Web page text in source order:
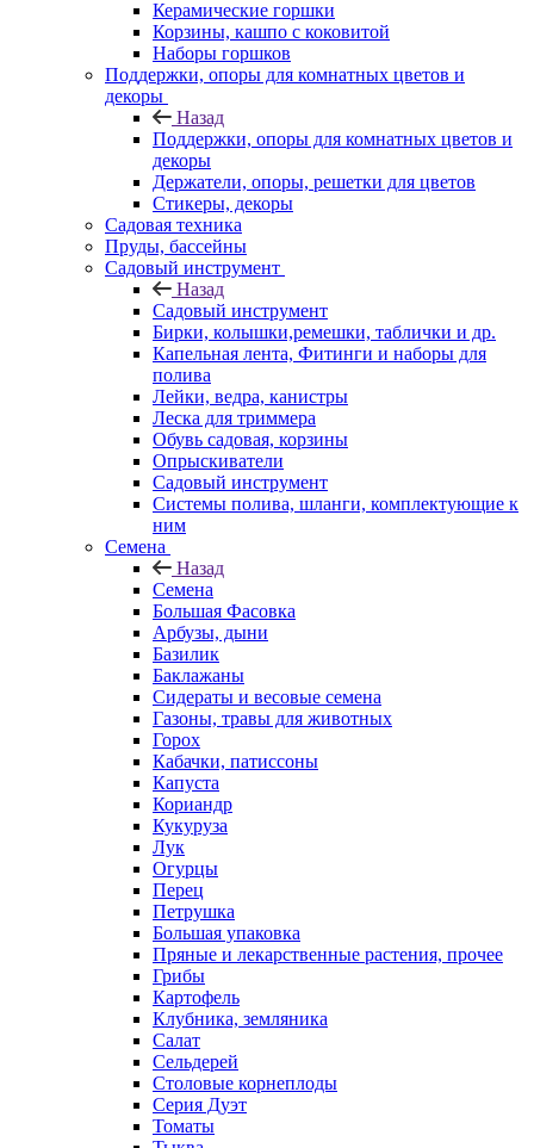
Керамические горшки
Корзины, кашпо с коковитой
Наборы горшков
Поддержки, опоры для комнатных цветов и
декоры
Назад
Поддержки, опоры для комнатных цветов и
декоры
Держатели, опоры, решетки для цветов
Стикеры, декоры
Садовая техника
Пруды, бассейны
Садовый инструмент
Назад
Садовый инструмент
Бирки, колышки,ремешки, таблички и др.
Капельная лента, Фитинги и наборы для
полива
Лейки, ведра, канистры
Леска для триммера
Обувь садовая, корзины
Опрыскиватели
Садовый инструмент
Системы полива, шланги, комплектующие к
ним
Семена
Назад
Семена
Большая Фасовка
Арбузы, дыни
Базилик
Баклажаны
Сидераты и весовые семена
Газоны, травы для животных
Горох
Кабачки, патиссоны
Капуста
Кориандр
Кукуруза
Лук
Огурцы
Перец
Петрушка
Большая упаковка
Пряные и лекарственные растения, прочее
Грибы
Картофель
Клубника, земляника
Салат
Сельдерей
Столовые корнеплоды
Серия Дуэт
Томаты